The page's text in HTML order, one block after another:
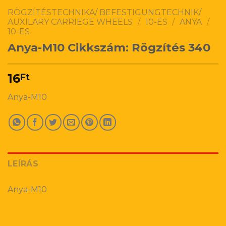
RÖGZÍTÉSTECHNIKA/ BEFESTIGUNGTECHNIK/
AUXILARY CARRIEGE WHEELS
/ 10-ES / ANYA /
10-ES
Anya-M10 Cikkszám: Rögzítés 340
16Ft
Anya-M10
LEÍRÁS
Anya-M10